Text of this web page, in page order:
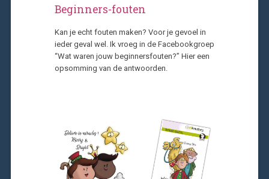
Beginners-fouten
Kan je echt fouten maken? Voor je gevoel in
ieder geval wel. Ik vroeg in de Facebookgroep
“Wat waren jouw beginnersfouten?” Hier een
opsomming van de antwoorden.